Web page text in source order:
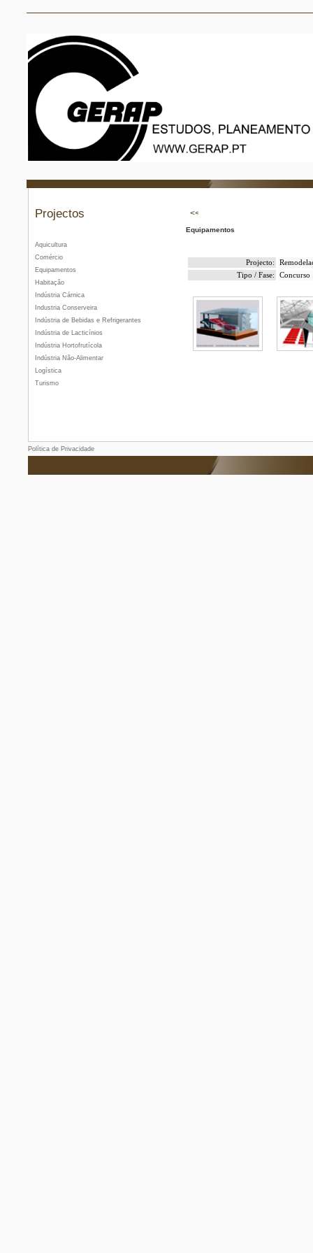
Projectos
Aquicultura
Comércio
Equipamentos
Habitação
Indústria Cárnica
Industria Conserveira
Indústria de Bebidas e Refrigerantes
Indústria de Lacticínios
Indústria Hortofrutícola
Indústria Não-Alimentar
Logística
Turismo
Equipamentos
Projecto:
Tipo / Fase:
Concurso
Política de Privacidade